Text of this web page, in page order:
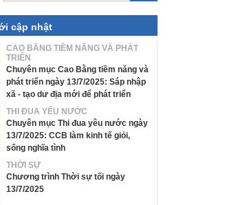
cập nhật
CAO BẰNG TIỀM NĂNG VÀ PHÁT
TRIỂN
Chuyên mục Cao Bằng tiềm năng và
phát triển ngày 13/7/2025: Sáp nhập
xã - tạo dư địa mới để phát triển
THI ĐUA YÊU NƯỚC
Chuyên mục Thi đua yêu nước ngày
13/7/2025: CCB làm kinh tế giỏi,
sống nghĩa tình
THỜI SỰ
Chương trình Thời sự tối ngày
13/7/2025